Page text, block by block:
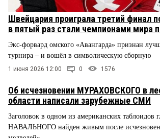
Швейцария проиграла третий финал
в пятый раз стали чемпионами мира
Экс-форвард омского «Авангарда» признан
турнира – и вошёл в символическую сборную
1 июня 2026 12:00 0 1576
Об исчезновении МУРАХОВСКОГО в
области написали зарубежные СМИ
Заголовок в одном из американских таблоидов
НАВАЛЬНОГО найден живым после